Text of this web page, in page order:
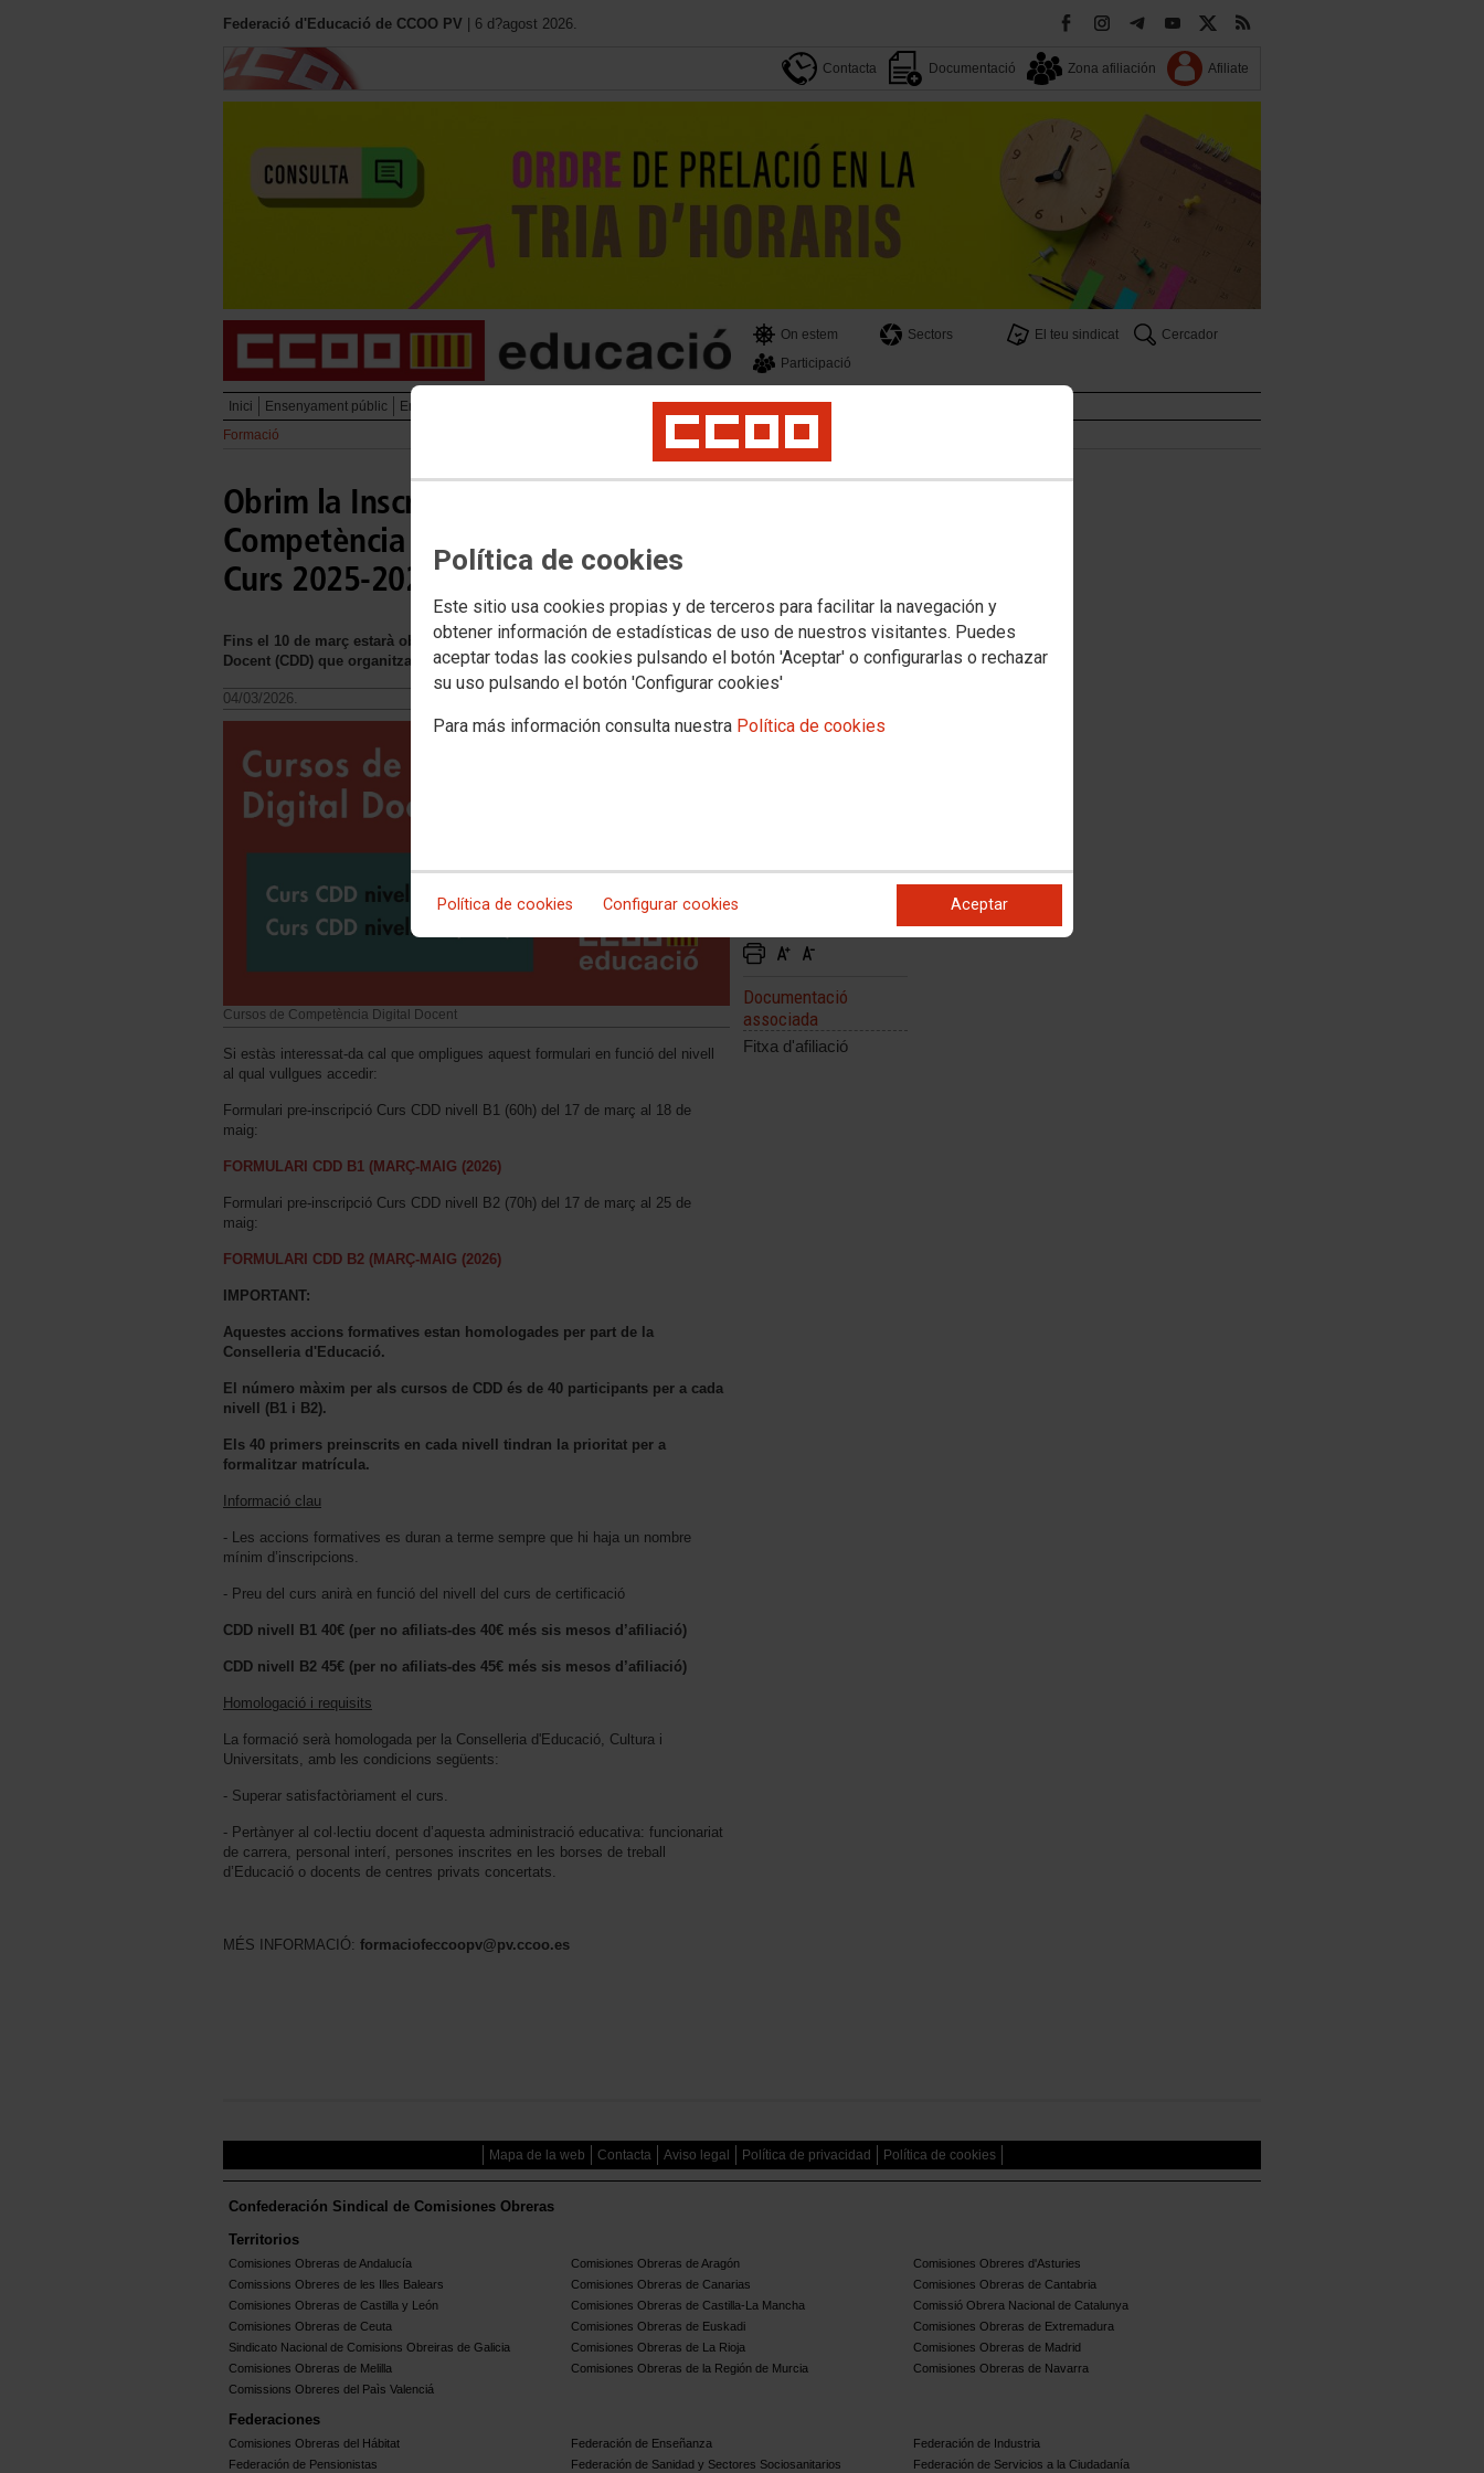
Política de cookies
Este sitio usa cookies propias y de terceros para facilitar la navegación y
obtener información de estadísticas de uso de nuestros visitantes. Puedes
aceptar todas las cookies pulsando el botón 'Aceptar' o configurarlas o rechazar
su uso pulsando el botón 'Configurar cookies'
Para más información consulta nuestra Política de cookies
Política de cookies Configurar cookies Aceptar
Federació d'Educació de CCOO PV | 6 d?agost 2026.
Contacta Documentació Zona afiliación Afiliate
On estem Sectors El teu sindicat
Cercador
Participació
Inici Ensenyament públic Ensenyament privat Formació SOM educació Dona
Formació
Obrim la Inscripció per als Cursos de
Competència Digital Docent del Segon Semestre
Curs 2025-2026
Fins el 10 de març estarà obert el període de preinscripció als cursos de Competència Digital
Docent (CDD) que organitza ccoo educació
04/03/2026.
Cursos de Competència Digital Docent
Si estàs interessat-da cal que ompligues aquest formulari en funció del nivell
al qual vullgues accedir:
Formulari pre-inscripció Curs CDD nivell B1 (60h) del 17 de març al 18 de
maig:
FORMULARI CDD B1 (MARÇ-MAIG (2026)
Formulari pre-inscripció Curs CDD nivell B2 (70h) del 17 de març al 25 de
maig:
FORMULARI CDD B2 (MARÇ-MAIG (2026)
IMPORTANT:
Aquestes accions formatives estan homologades per part de la
Conselleria d'Educació.
El número màxim per als cursos de CDD és de 40 participants per a cada
nivell (B1 i B2).
Els 40 primers preinscrits en cada nivell tindran la prioritat per a
formalitzar matrícula.
Informació clau
- Les accions formatives es duran a terme sempre que hi haja un nombre
mínim d’inscripcions.
- Preu del curs anirà en funció del nivell del curs de certificació
CDD nivell B1 40€ (per no afiliats-des 40€ més sis mesos d’afiliació)
CDD nivell B2 45€ (per no afiliats-des 45€ més sis mesos d’afiliació)
Homologació i requisits
La formació serà homologada per la Conselleria d'Educació, Cultura i
Universitats, amb les condicions següents:
- Superar satisfactòriament el curs.
- Pertànyer al col·lectiu docent d’aquesta administració educativa: funcionariat
de carrera, personal interí, persones inscrites en les borses de treball
d’Educació o docents de centres privats concertats.
MÉS INFORMACIÓ: formaciofeccoopv@pv.ccoo.es
Documentació
associada
Fitxa d'afiliació
Mapa de la web Contacta Aviso legal Política de privacidad Política de cookies
Confederación Sindical de Comisiones Obreras
Territorios
Comisiones Obreras de Andalucía Comisiones Obreras de Aragón
Comisiones Obreres d'Asturies
Comissions Obreres de les Illes Balears
Comisiones Obreras de Canarias
Comisiones Obreras de Cantabria
Comisiones Obreras de Castilla y León
Comisiones Obreras de Castilla-La Mancha
Comissió Obrera Nacional de Catalunya
Comisiones Obreras de Ceuta
Comisiones Obreras de Euskadi
Comisiones Obreras de Extremadura
Sindicato Nacional de Comisions Obreiras de Galicia
Comisiones Obreras de La Rioja
Comisiones Obreras de Madrid
Comisiones Obreras de Melilla
Comisiones Obreras de la Región de Murcia
Comisiones Obreras de Navarra
Comissions Obreres del Paìs Valenciá
Federaciones
Comisiones Obreras del Hábitat Federación de Enseñanza
Federación de Industria
Federación de Pensionistas
Federación de Sanidad y Sectores Sociosanitarios Federación de Servicios a la Ciudadanía